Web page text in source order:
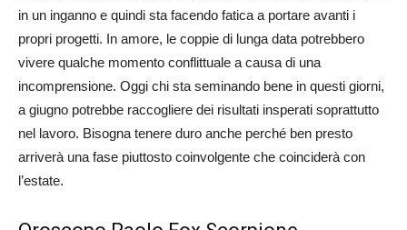
in un inganno e quindi sta facendo fatica a portare avanti i
propri progetti. In amore, le coppie di lunga data potrebbero
vivere qualche momento conflittuale a causa di una
incomprensione. Oggi chi sta seminando bene in questi giorni,
a giugno potrebbe raccogliere dei risultati insperati soprattutto
nel lavoro. Bisogna tenere duro anche perché ben presto
arriverà una fase piuttosto coinvolgente che coinciderà con
l’estate.